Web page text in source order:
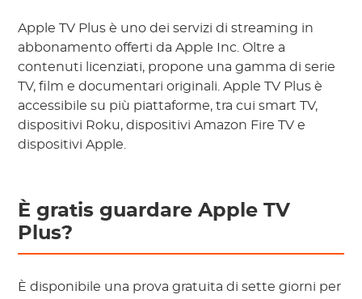
Apple TV Plus è uno dei servizi di streaming in
abbonamento offerti da Apple Inc. Oltre a
contenuti licenziati, propone una gamma di serie
TV, film e documentari originali. Apple TV Plus è
accessibile su più piattaforme, tra cui smart TV,
dispositivi Roku, dispositivi Amazon Fire TV e
dispositivi Apple.
È gratis guardare Apple TV
Plus?
È disponibile una prova gratuita di sette giorni per